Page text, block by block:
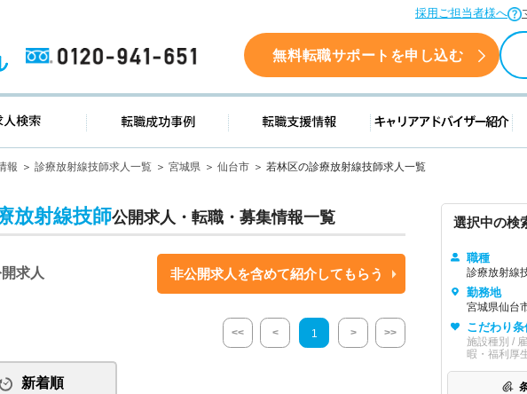
採用ご担当者様へ
0120-941-651 無料転職サポートを申し込む
ド 求人検索 転職成功事例 転職支援情報 キ
報 診療放射線技師求人一覧 宮城県 仙台市 若林区の診療放射線技師求人一覧
放射線技師公開求人・転職・募集情報一覧
求人 非公開求人を含めて紹介してもらう
<< < 1 > >>
新着順
選択中の検
職種
診療放射線
勤務地
宮城県仙台
こだわり条
施設種別 /
暇・福利厚